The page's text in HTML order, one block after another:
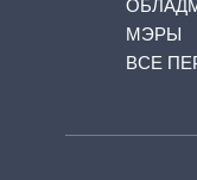
МЭРЫ
ВСЕ